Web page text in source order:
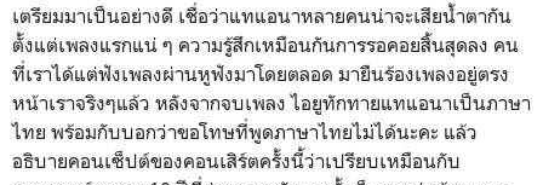
เตรียมมาเป็นอย่างดี เชื่อว่าแทแอนาหลายคนน่าจะเสียน้ำตากัน
ตั้งแต่เพลงแรกแน่ ๆ ความรู้สึกเหมือนกันการรอคอยสิ้นสุดลง คน
ที่เราได้แต่ฟังเพลงผ่านหูฟังมาโดยตลอด มายืนร้องเพลงอยู่ตรง
หน้าเราจริงๆแล้ว หลังจากจบเพลง ไอยูทักทายแทแอนาเป็นภาษา
ไทย พร้อมกับบอกว่าขอโทษที่พูดภาษาไทยไม่ได้นะคะ แล้ว
อธิบายคอนเซ็ปต์ของคอนเสิร์ตครั้งนี้ว่าเปรียบเหมือนกับ